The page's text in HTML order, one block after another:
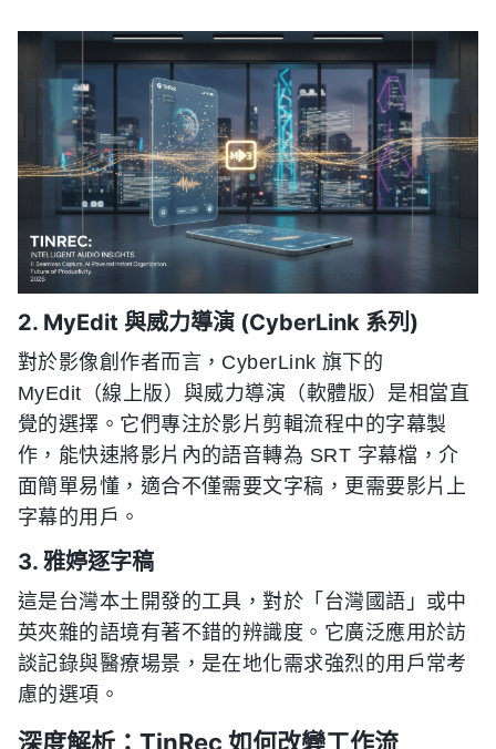
2. MyEdit 與威力導演 (CyberLink 系列)
對於影像創作者而言，CyberLink 旗下的
MyEdit（線上版）與威力導演（軟體版）是相當直
覺的選擇。它們專注於影片剪輯流程中的字幕製
作，能快速將影片內的語音轉為 SRT 字幕檔，介
面簡單易懂，適合不僅需要文字稿，更需要影片上
字幕的用戶。
3. 雅婷逐字稿
這是台灣本土開發的工具，對於「台灣國語」或中
英夾雜的語境有著不錯的辨識度。它廣泛應用於訪
談記錄與醫療場景，是在地化需求強烈的用戶常考
慮的選項。
深度解析：TinRec 如何改變工作流